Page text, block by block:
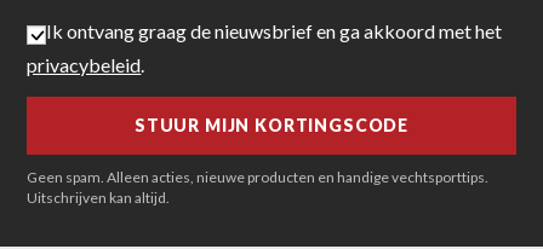
Ik ontvang graag de nieuwsbrief en ga akkoord met het
privacybeleid
Geen spam. Alleen acties, nieuwe producten en handige vechtsporttips.
Uitschrijven kan altijd.